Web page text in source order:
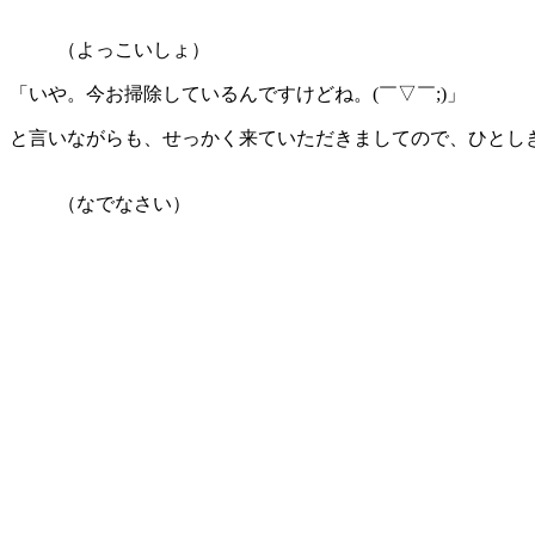
（よっこいしょ）
「いや。今お掃除しているんですけどね。(￣▽￣;)」
と言いながらも、せっかく来ていただきましてので、ひとし
（なでなさい）